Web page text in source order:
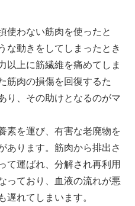
使わない筋肉を使ったと
な動きをしてしまったとき
以上に筋繊維を痛めてしま
筋肉の損傷を回復するた
り、その助けとなるのがマ
素を運び、有害な老廃物を
あります。筋肉から排出さ
て運ばれ、分解され再利用
っており、血液の流れが悪
遅れてしまいます。